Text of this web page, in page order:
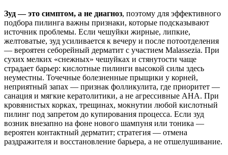
Зуд — это симптом, а не диагноз, поэтому для эффективного
подбора пилинга важны признаки, которые подсказывают
источник проблемы. Если чешуйки жирные, липкие,
желтоватые, зуд усиливается к вечеру и после потоотделения
— вероятен себорейный дерматит с участием Malassezia. При
сухих мелких «снежных» чешуйках и стянутости чаще
страдает барьер: кислотные пилинги высокой силы здесь
неуместны. Точечные болезненные прыщики у корней,
неприятный запах — признак фолликулита, где приоритет —
санация и мягкие кератолитики, а не агрессивные AHA. При
кровянистых корках, трещинах, мокнутии любой кислотный
пилинг под запретом до купирования процесса. Если зуд
возник внезапно на фоне нового шампуня или тоника —
вероятен контактный дерматит; стратегия — отмена
раздражителя и восстановление барьера, а не отшелушивание.